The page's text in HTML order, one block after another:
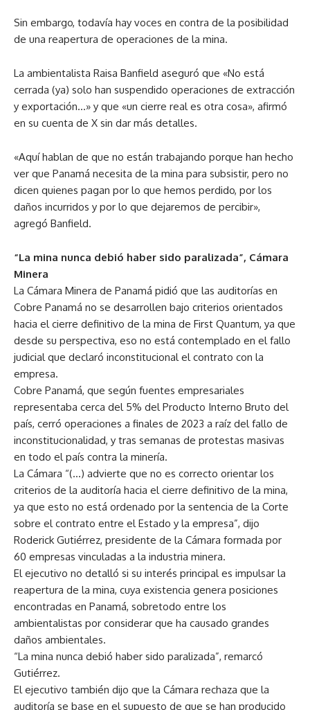
Sin embargo, todavía hay voces en contra de la posibilidad
de una reapertura de operaciones de la mina.
La ambientalista Raisa Banfield aseguró que «No está
cerrada (ya) solo han suspendido operaciones de extracción
y exportación…» y que «un cierre real es otra cosa», afirmó
en su cuenta de X sin dar más detalles.
«Aquí hablan de que no están trabajando porque han hecho
ver que Panamá necesita de la mina para subsistir, pero no
dicen quienes pagan por lo que hemos perdido, por los
daños incurridos y por lo que dejaremos de percibir»,
agregó Banfield.
“La mina nunca debió haber sido paralizada”, Cámara
Minera
La Cámara Minera de Panamá pidió que las auditorías en
Cobre Panamá no se desarrollen bajo criterios orientados
hacia el cierre definitivo de la mina de First Quantum, ya que
desde su perspectiva, eso no está contemplado en el fallo
judicial que declaró inconstitucional el contrato con la
empresa.
Cobre Panamá, que según fuentes empresariales
representaba cerca del 5% del Producto Interno Bruto del
país, cerró operaciones a finales de 2023 a raíz del fallo de
inconstitucionalidad, y tras semanas de protestas masivas
en todo el país contra la minería.
La Cámara “(…) advierte que no es correcto orientar los
criterios de la auditoría hacia el cierre definitivo de la mina,
ya que esto no está ordenado por la sentencia de la Corte
sobre el contrato entre el Estado y la empresa”, dijo
Roderick Gutiérrez, presidente de la Cámara formada por
60 empresas vinculadas a la industria minera.
El ejecutivo no detalló si su interés principal es impulsar la
reapertura de la mina, cuya existencia genera posiciones
encontradas en Panamá, sobretodo entre los
ambientalistas por considerar que ha causado grandes
daños ambientales.
“La mina nunca debió haber sido paralizada”, remarcó
Gutiérrez.
El ejecutivo también dijo que la Cámara rechaza que la
auditoría se base en el supuesto de que se han producido